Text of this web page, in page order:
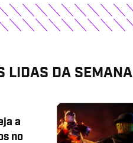
LIDAS DA SEMANA
a
no